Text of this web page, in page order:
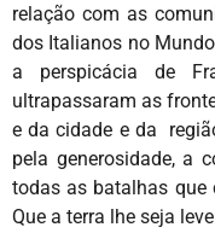
relação com as
dos Italianos no
a perspicácia de
ultrapassaram as
e da cidade e da
pela generosidade, a
todas as batalhas que
Que a terra lhe seja